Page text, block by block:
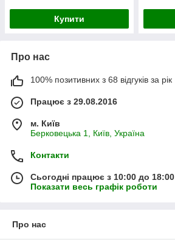
Купити
Про нас
100% позитивних з 68 відгуків за рік
Працює з 29.08.2016
м. Київ
Берковецька 1, Київ, Україна
Контакти
Сьогодні працює з 10:00 до 18:00
Показати весь графік роботи
Про нас